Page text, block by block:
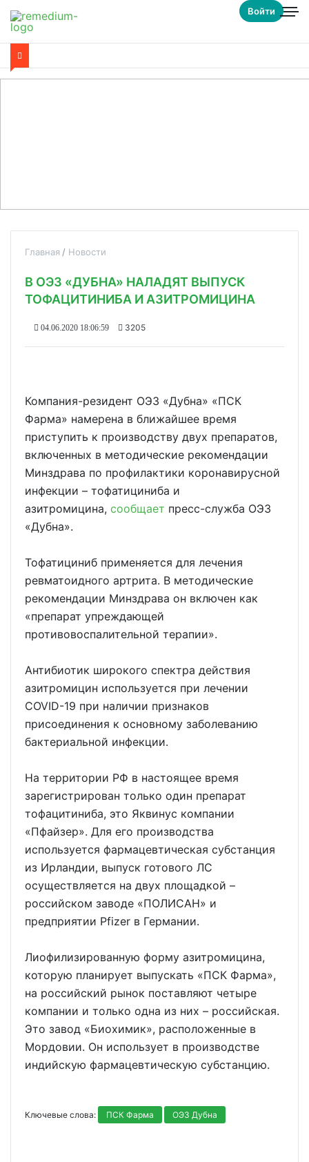
Войти
Главная Новости
В ОЭЗ «ДУБНА» НАЛАДЯТ ВЫПУСК
ТОФАЦИТИНИБА И АЗИТРОМИЦИНА
04.06.2020 18:06:59 3205
Компания-резидент ОЭЗ «Дубна» «ПСК
Фарма» намерена в ближайшее время
приступить к производству двух препаратов,
включенных в методические рекомендации
Минздрава по профилактики коронавирусной
инфекции – тофатициниба и
азитромицина, сообщает пресс-служба ОЭЗ
«Дубна».
Тофатициниб применяется для лечения
ревматоидного артрита. В методические
рекомендации Минздрава он включен как
«препарат упреждающей
противовоспалительной терапии».
Антибиотик широкого спектра действия
азитромицин используется при лечении
COVID-19 при наличии признаков
присоединения к основному заболеванию
бактериальной инфекции.
На территории РФ в настоящее время
зарегистрирован только один препарат
тофацитиниба, это Яквинус компании
«Пфайзер». Для его производства
используется фармацевтическая субстанция
из Ирландии, выпуск готового ЛС
осуществляется на двух площадкой –
российском заводе «ПОЛИСАН» и
предприятии Pfizer в Германии.
Лиофилизированную форму азитромицина,
которую планирует выпускать «ПСК Фарма»,
на российский рынок поставляют четыре
компании и только одна из них – российская.
Это завод «Биохимик», расположенные в
Мордовии. Он использует в производстве
индийскую фармацевтическую субстанцию.
Ключевые слова: ПСК Фарма ОЭЗ Дубна